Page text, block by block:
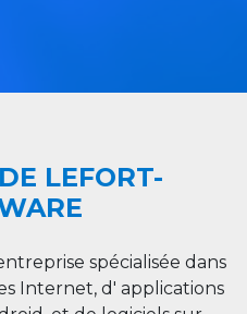
LEFORT-
spécialisée dans
Internet, d' applications